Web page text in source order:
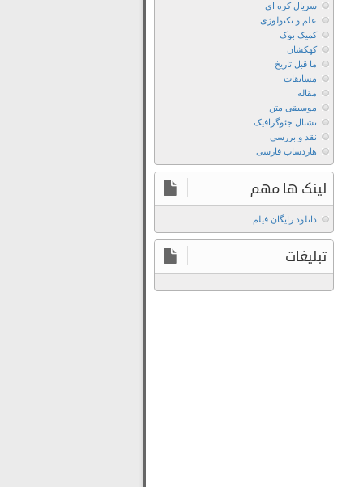
زیرنویس
فارسی
دانلود
فیلم
The
Moon
Thieves
2024
کیفیت
بالا
دانلود
فیلم
The
Moon
Thieves
سریال کره ای
علم و تکنولوژی
کمیک بوک
کهکشان
ما قبل تاریخ
مسابقات
مقاله
موسیقی متن
نشنال جئوگرافیک
نقد و بررسی
هاردساب فارسی
لینک ها مهم
دانلود رایگان فیلم
تبلیغات